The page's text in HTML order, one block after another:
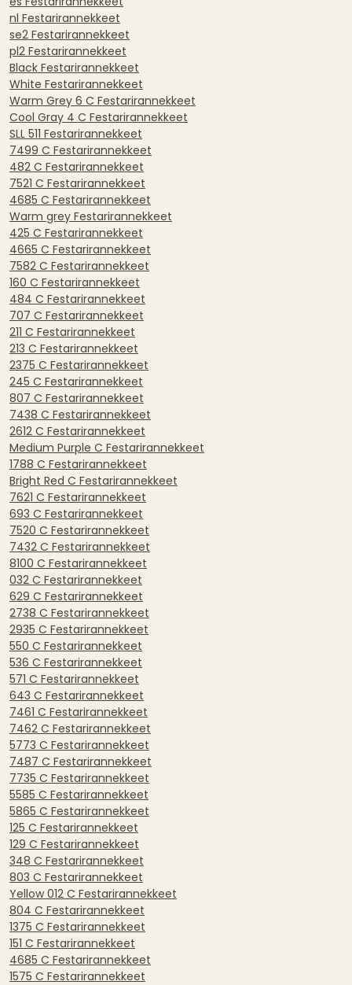
nl Festarirannekkeet
se2 Festarirannekkeet
pl2 Festarirannekkeet
Black Festarirannekkeet
White Festarirannekkeet
Warm Grey 6 C Festarirannekkeet
Cool Gray 4 C Festarirannekkeet
SLL 511 Festarirannekkeet
7499 C Festarirannekkeet
482 C Festarirannekkeet
7521 C Festarirannekkeet
4685 C Festarirannekkeet
Warm grey Festarirannekkeet
425 C Festarirannekkeet
4665 C Festarirannekkeet
7582 C Festarirannekkeet
160 C Festarirannekkeet
484 C Festarirannekkeet
707 C Festarirannekkeet
211 C Festarirannekkeet
213 C Festarirannekkeet
2375 C Festarirannekkeet
245 C Festarirannekkeet
807 C Festarirannekkeet
7438 C Festarirannekkeet
2612 C Festarirannekkeet
Medium Purple C Festarirannekkeet
1788 C Festarirannekkeet
Bright Red C Festarirannekkeet
7621 C Festarirannekkeet
693 C Festarirannekkeet
7520 C Festarirannekkeet
7432 C Festarirannekkeet
8100 C Festarirannekkeet
032 C Festarirannekkeet
629 C Festarirannekkeet
2738 C Festarirannekkeet
2935 C Festarirannekkeet
550 C Festarirannekkeet
536 C Festarirannekkeet
571 C Festarirannekkeet
643 C Festarirannekkeet
7461 C Festarirannekkeet
7462 C Festarirannekkeet
5773 C Festarirannekkeet
7487 C Festarirannekkeet
7735 C Festarirannekkeet
5585 C Festarirannekkeet
5865 C Festarirannekkeet
125 C Festarirannekkeet
129 C Festarirannekkeet
348 C Festarirannekkeet
803 C Festarirannekkeet
Yellow 012 C Festarirannekkeet
804 C Festarirannekkeet
1375 C Festarirannekkeet
151 C Festarirannekkeet
4685 C Festarirannekkeet
1575 C Festarirannekkeet